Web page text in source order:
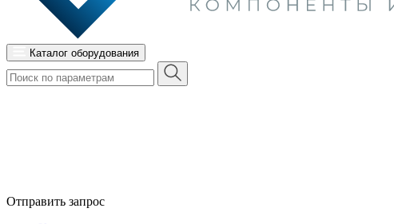
Каталог оборудования
Отправить запрос